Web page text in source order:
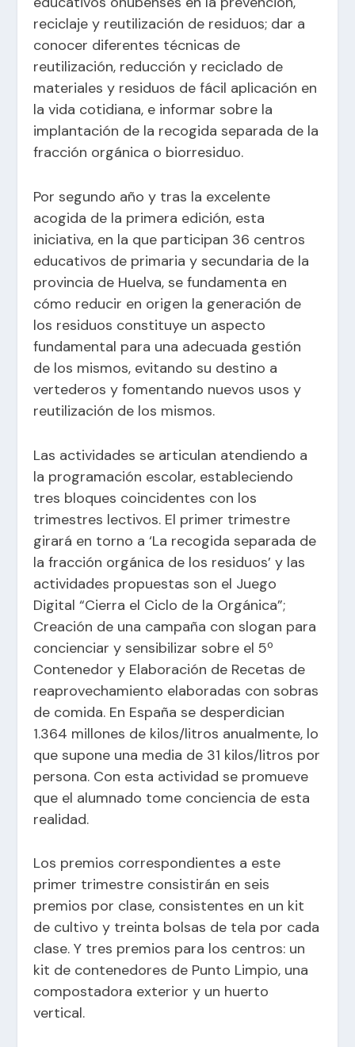
reciclaje y reutilización de residuos; dar a
conocer diferentes técnicas de
reutilización, reducción y reciclado de
materiales y residuos de fácil aplicación en
la vida cotidiana, e informar sobre la
implantación de la recogida separada de la
fracción orgánica o biorresiduo.
Por segundo año y tras la excelente
acogida de la primera edición, esta
iniciativa, en la que participan 36 centros
educativos de primaria y secundaria de la
provincia de Huelva, se fundamenta en
cómo reducir en origen la generación de
los residuos constituye un aspecto
fundamental para una adecuada gestión
de los mismos, evitando su destino a
vertederos y fomentando nuevos usos y
reutilización de los mismos.
Las actividades se articulan atendiendo a
la programación escolar, estableciendo
tres bloques coincidentes con los
trimestres lectivos. El primer trimestre
girará en torno a ‘La recogida separada de
la fracción orgánica de los residuos’ y las
actividades propuestas son el Juego
Digital “Cierra el Ciclo de la Orgánica”;
Creación de una campaña con slogan para
concienciar y sensibilizar sobre el 5º
Contenedor y Elaboración de Recetas de
reaprovechamiento elaboradas con sobras
de comida. En España se desperdician
1.364 millones de kilos/litros anualmente, lo
que supone una media de 31 kilos/litros por
persona. Con esta actividad se promueve
que el alumnado tome conciencia de esta
realidad.
Los premios correspondientes a este
primer trimestre consistirán en seis
premios por clase, consistentes en un kit
de cultivo y treinta bolsas de tela por cada
clase. Y tres premios para los centros: un
kit de contenedores de Punto Limpio, una
compostadora exterior y un huerto
vertical.